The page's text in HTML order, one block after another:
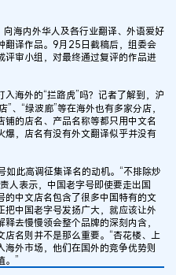
海内外华人及各行业翻译、外语爱好
翻译作品。9月25日截稿后，组委会
评审小组，对最终通过复评的作品进
海外的“拦路虎”吗？记者了解到，沪
”、“绿波廊”等在海外也有多家分店，
的店名、产品名称等都只用中文名
爆，店名有没有外文翻译似乎并没有
此高调征集译名的动机。“不排除炒
人表示，中国老字号即使要走出国
的中文店名包含了很多中国特有的文
中国老字号发扬广大，就应该让外
去慢慢领会整个品牌的深刻内含，
名则并不是那么重要。“杏花楼、上
外市场，他们在国外的竞争优势则
。”